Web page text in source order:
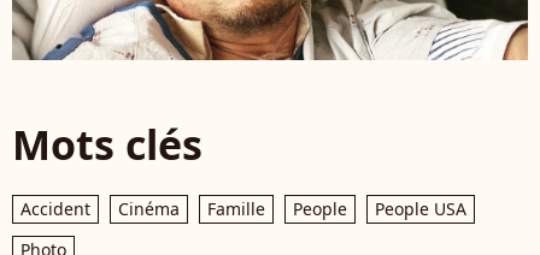
Mots clés
Accident Cinéma Famille People
People USA
Photo